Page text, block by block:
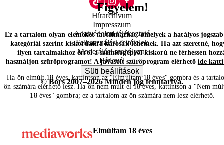
Figyelem!
Ez a tartalom olyan elemeket tartalmazhat, amelyek a hatályos
kategóriái szerint kiskorúakra károsak lehetnek. Ha azt szeretné,
ilyen tartalmakhoz erről a számítógépről kiskorú ne férhessen
használjon szűrőprogramot! A javasolt szűrőprogram elérhető ide
Ha ön elmúlt 18 éves, kattintson az "Elmúltam 18 éves" gombra és a
ön számára elérhető lesz. Ha ön nem múlt el 18 éves, kattintson a "Nem
18 éves" gombra; ez a tartalom az ön számára nem lesz elérhető.
Elmúltam 18 éves
Hírarchívum
Impresszum
Adatvédelmi tájékoztató
Felhasználási feltételek
Moderálási szabályzat
Hírlevél
Süti beállítások
© Bors 2007–2026 Minden jog fenntartva.